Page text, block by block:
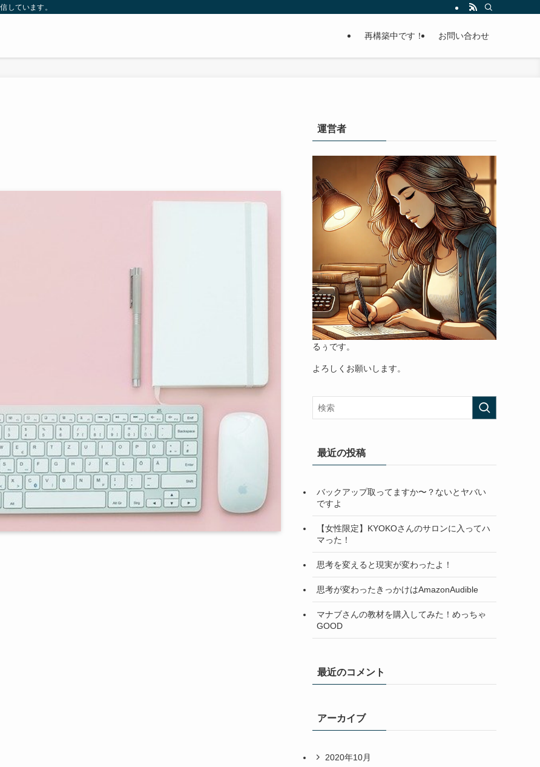
しています。
再構築中です！ お問い合わせ
運営者
るぅです。
よろしくお願いします。
最近の投稿
バックアップ取ってますか〜？ないとヤバい
ですよ
【女性限定】KYOKOさんのサロンに入ってハ
マった！
思考を変えると現実が変わったよ！
思考が変わったきっかけはAmazonAudible
マナブさんの教材を購入してみた！めっちゃ
GOOD
最近のコメント
アーカイブ
2020年10月